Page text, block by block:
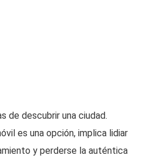
de descubrir una ciudad.
es una opción, implica lidiar
y perderse la auténtica